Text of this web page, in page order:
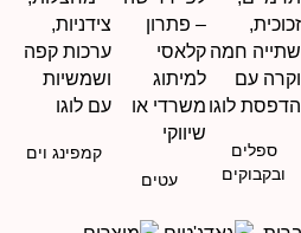
ספלים
ובקבוקים
עטים
קמפינג וים